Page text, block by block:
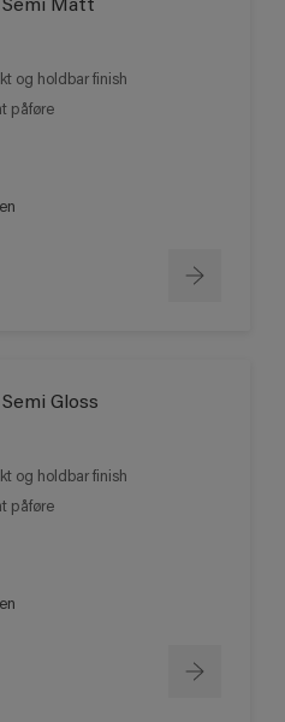
Semi Matt
og holdbar finish
påføre
Gloss
og holdbar finish
påføre